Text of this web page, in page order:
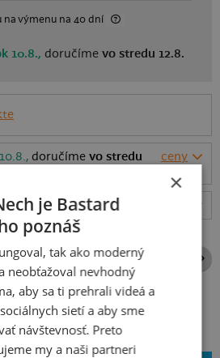
na výmenu na 40 dní
10.8., doručímevo stredu 12.8.
doručímevo stredu
ceny
ROVNAKEJ
×
je Bastard
poznáš
tak ako moderný
neobťažoval nevhodný
aby sa ti prehrali videá a
sietí a aby sme
návštevnosť. Preto
my a naši partneri